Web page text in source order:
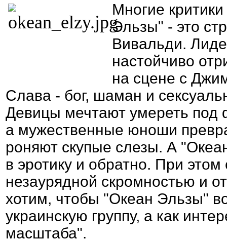
Многие
Эльзы" - это
Вивальди.
настойчиво
на сцене с
Слава - бог, шаман и
Девицы мечтают умереть под
а мужественные юноши
роняют скупые слезы. А
в эротику и обратно. При
незаурядной скромностью и
хотим, чтобы "Океан Эльзы"
украинскую группу, а как
масштаба".